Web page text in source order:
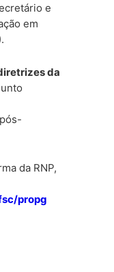
e
em
da
da RNP,
propg